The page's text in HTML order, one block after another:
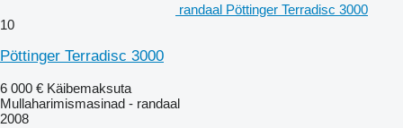
randaal Pöttinger Terradisc 3000
10
Pöttinger Terradisc 3000
6 000 € Käibemaksuta
Mullaharimismasinad - randaal
2008